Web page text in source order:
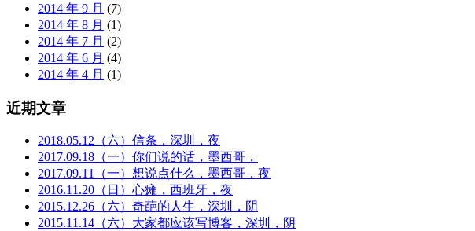
2014 年 9 月 (7)
2014 年 8 月 (1)
2014 年 7 月 (2)
2014 年 6 月 (4)
2014 年 4 月 (1)
近期文章
2018.05.12（六）信条，深圳，夜
2017.09.18（一）你们说的话，墨西哥，
2017.09.11（一）想说点什么，墨西哥，夜
2016.11.20（日）心瘫，西班牙，夜
2015.12.26（六）奇葩的人生，深圳，阴
2015.11.14（六）大家都应该写博客，深圳，阴